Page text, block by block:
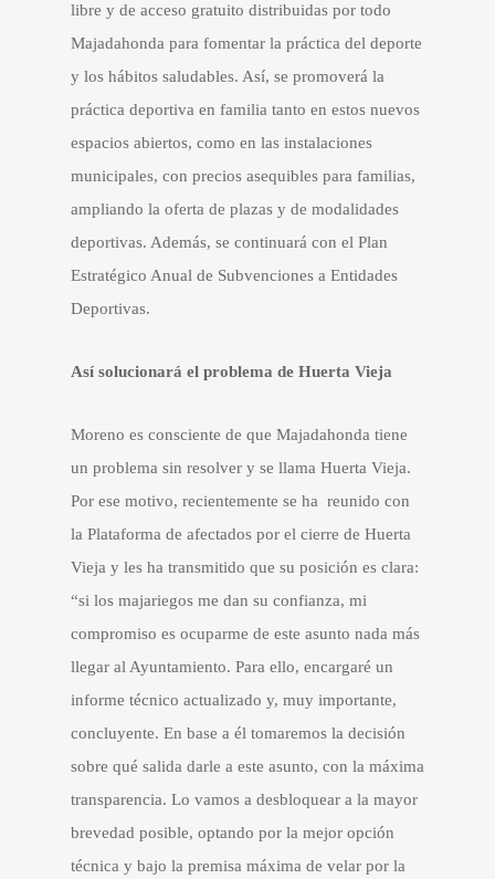
libre y de acceso gratuito distribuidas por todo
Majadahonda para fomentar la práctica del deporte
y los hábitos saludables. Así, se promoverá la
práctica deportiva en familia tanto en estos nuevos
espacios abiertos, como en las instalaciones
municipales, con precios asequibles para familias,
ampliando la oferta de plazas y de modalidades
deportivas. Además, se continuará con el Plan
Estratégico Anual de Subvenciones a Entidades
Deportivas.
Así solucionará el problema de Huerta Vieja
Moreno es consciente de que Majadahonda tiene
un problema sin resolver y se llama Huerta Vieja.
Por ese motivo, recientemente se ha reunido con
la Plataforma de afectados por el cierre de Huerta
Vieja y les ha transmitido que su posición es clara:
“si los majariegos me dan su confianza, mi
compromiso es ocuparme de este asunto nada más
llegar al Ayuntamiento. Para ello, encargaré un
informe técnico actualizado y, muy importante,
concluyente. En base a él tomaremos la decisión
sobre qué salida darle a este asunto, con la máxima
transparencia. Lo vamos a desbloquear a la mayor
brevedad posible, optando por la mejor opción
técnica y bajo la premisa máxima de velar por la